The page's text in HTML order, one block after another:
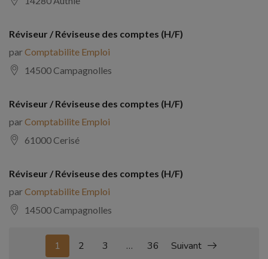
Réviseur / Réviseuse des comptes (H/F)
parComptabilite Emploi
14500 Campagnolles
Réviseur / Réviseuse des comptes (H/F)
parComptabilite Emploi
61000 Cerisé
Réviseur / Réviseuse des comptes (H/F)
parComptabilite Emploi
14500 Campagnolles
1 2 3 … 36 Suivant